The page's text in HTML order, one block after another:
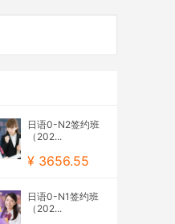
日语0-N2签约班
（202...
¥ 3656.55
日语0-N1签约班
（202...